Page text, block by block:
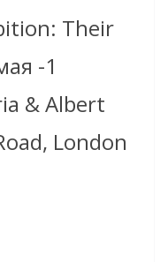
Their
-1
& Albert
London